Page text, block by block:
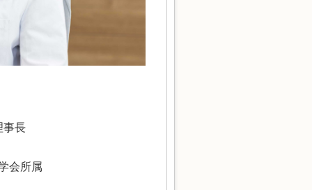
事長
会所属